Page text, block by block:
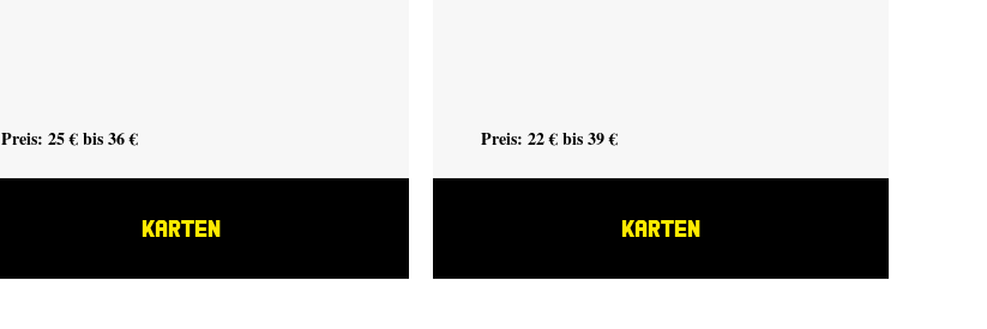
Preis: 25 € bis 36 €
KARTEN
Preis: 22 € bis 39 €
KARTEN